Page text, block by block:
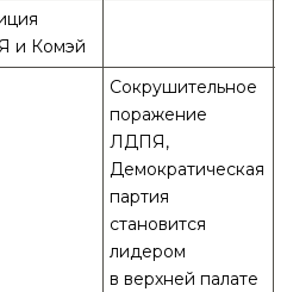
и Комэй
Сокрушительное
поражение
ЛДПЯ,
Демократическая
партия
становится
лидером
в верхней палате